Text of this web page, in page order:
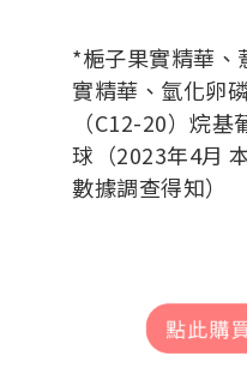
*梔子果實精華、
實精華、氫化卵
（C12-20）烷
球（2023年4月
數據調查得知）